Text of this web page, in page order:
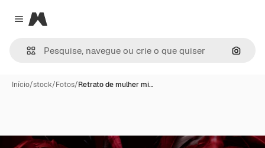
Close menu
Magnific
Início/stock/Fotos/Retrato de mulher mi…